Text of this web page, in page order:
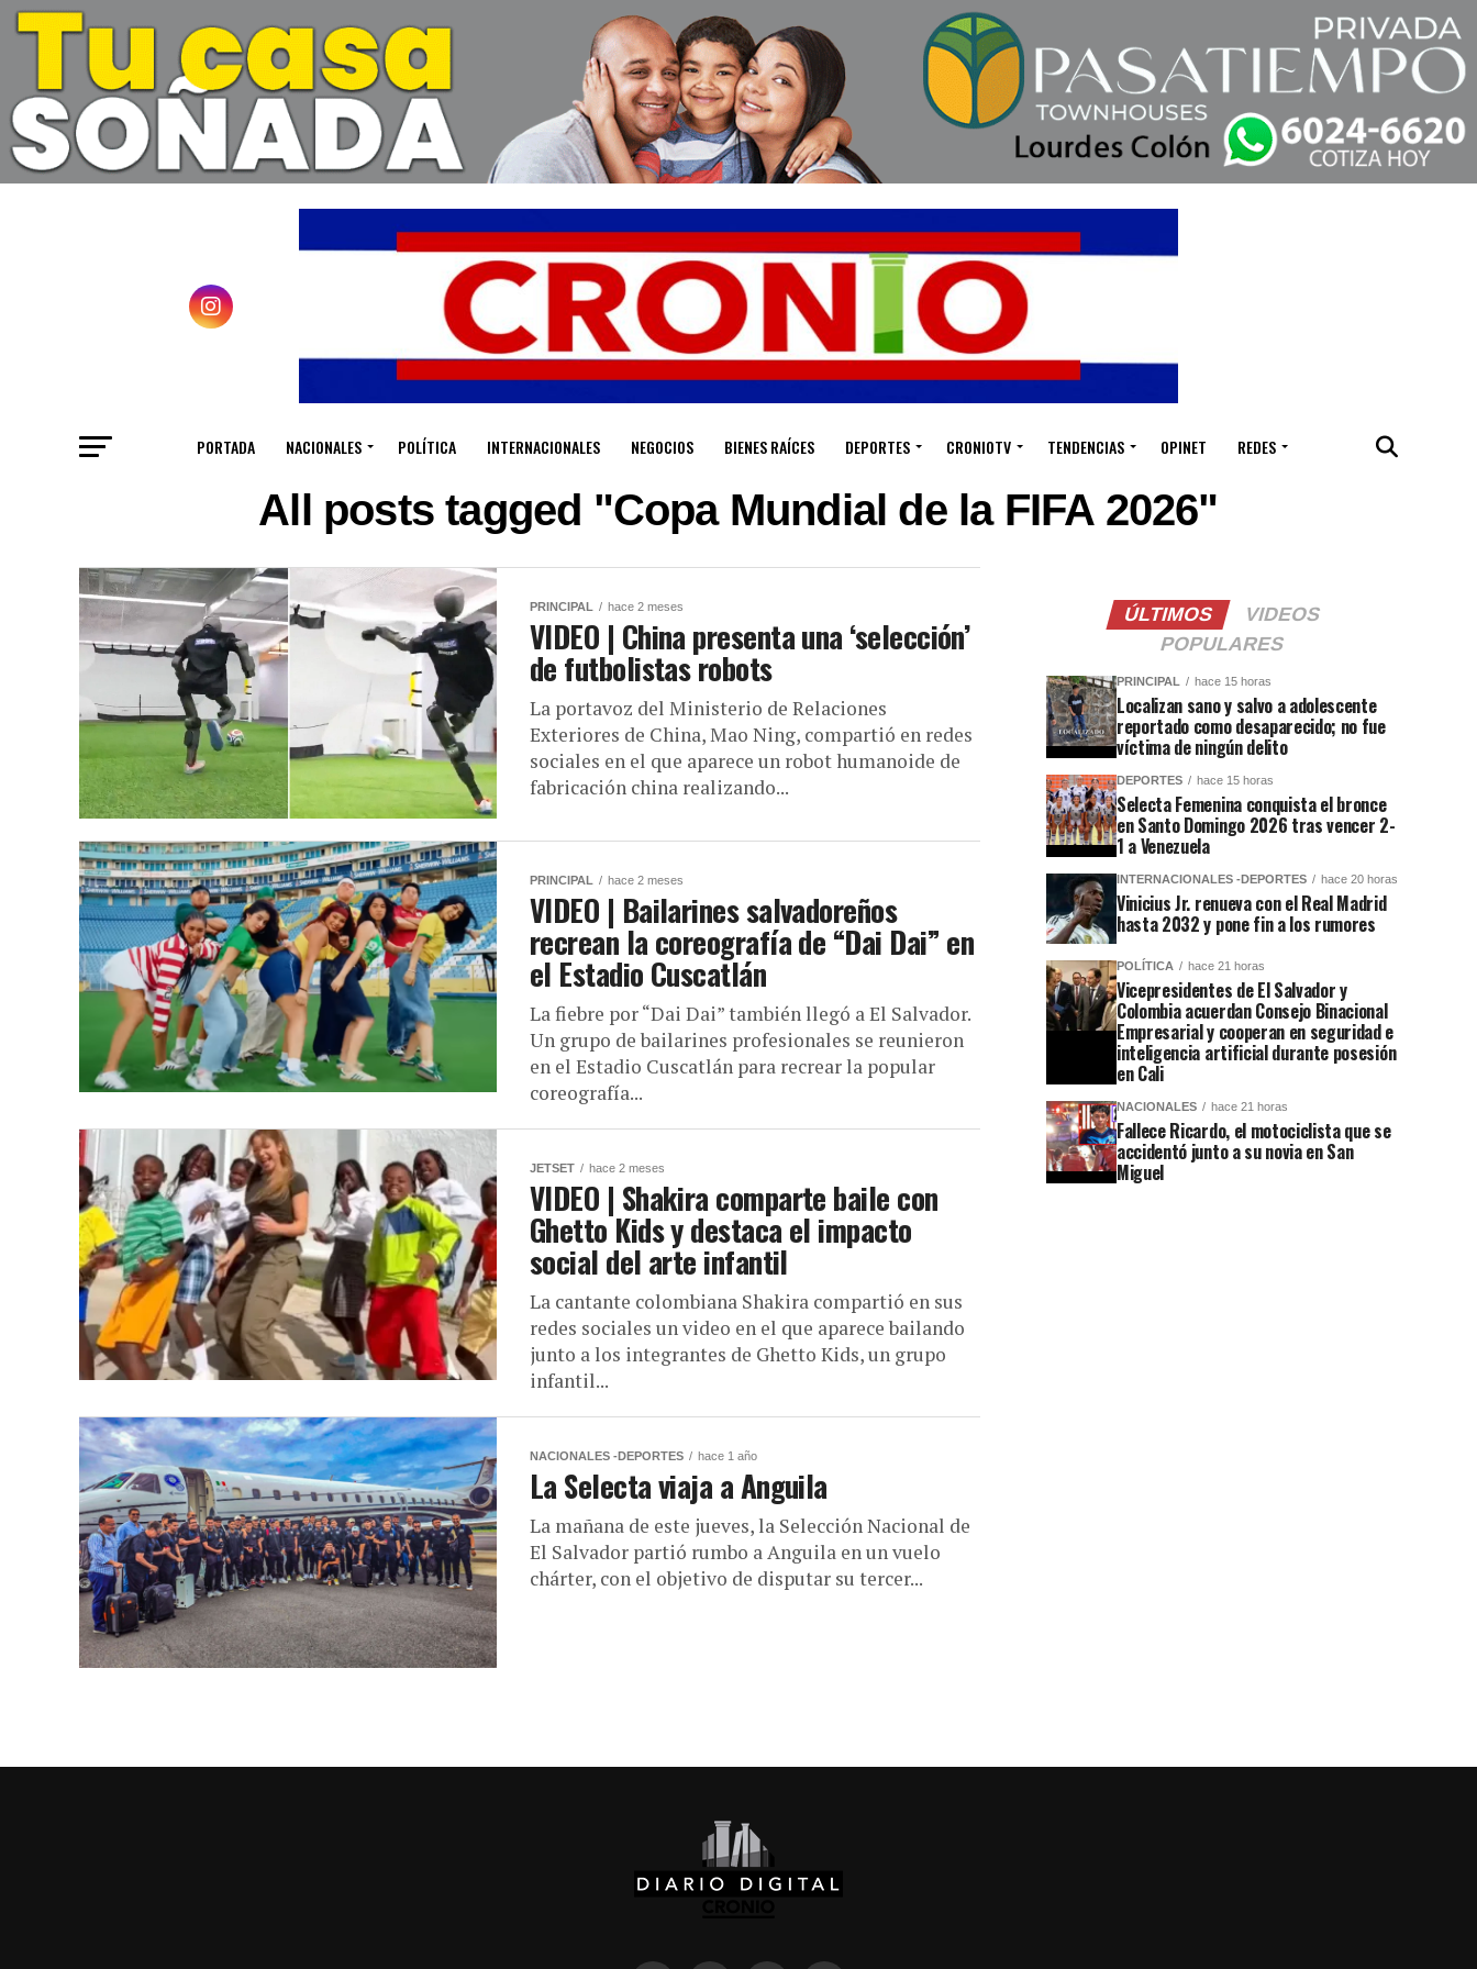
PORTADA NACIONALES POLÍTICA INTERNACIONALES NEGOCIOS BIENES RAÍCES DEPORTES CRONIOTV TENDENCIAS OPINET REDES
All posts tagged "Copa Mundial de la FIFA 2026"
PRINCIPAL hace 2 meses
VIDEO | China presenta una ‘selección’
de futbolistas robots
La portavoz del Ministerio de Relaciones
Exteriores de China, Mao Ning, compartió en redes
sociales en el que aparece un robot humanoide de
fabricación china realizando...
PRINCIPAL hace 2 meses
VIDEO | Bailarines salvadoreños
recrean la coreografía de “Dai Dai” en
el Estadio Cuscatlán
La fiebre por “Dai Dai” también llegó a El Salvador.
Un grupo de bailarines profesionales se reunieron
en el Estadio Cuscatlán para recrear la popular
coreografía...
JETSET hace 2 meses
VIDEO | Shakira comparte baile con
Ghetto Kids y destaca el impacto
social del arte infantil
La cantante colombiana Shakira compartió en sus
redes sociales un video en el que aparece bailando
junto a los integrantes de Ghetto Kids, un grupo
infantil...
NACIONALES -DEPORTES hace 1 año
La Selecta viaja a Anguila
La mañana de este jueves, la Selección Nacional de
El Salvador partió rumbo a Anguila en un vuelo
chárter, con el objetivo de disputar su tercer...
ÚLTIMOS
VIDEOS
POPULARES
PRINCIPAL hace 15 horas
Localizan sano y salvo a adolescente
reportado como desaparecido; no fue
víctima de ningún delito
DEPORTES hace 15 horas
Selecta Femenina conquista el bronce
en Santo Domingo 2026 tras vencer 2-
1 a Venezuela
INTERNACIONALES -DEPORTES hace 20 horas
Vinicius Jr. renueva con el Real Madrid
hasta 2032 y pone fin a los rumores
POLÍTICA hace 21 horas
Vicepresidentes de El Salvador y
Colombia acuerdan Consejo Binacional
Empresarial y cooperan en seguridad e
inteligencia artificial durante posesión
en Cali
NACIONALES hace 21 horas
Fallece Ricardo, el motociclista que se
accidentó junto a su novia en San
Miguel